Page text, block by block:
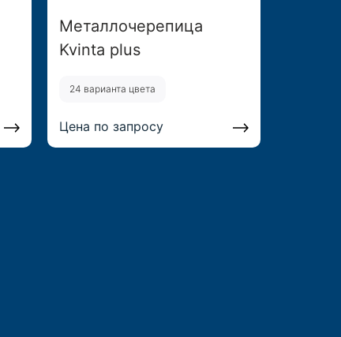
Металлочерепица
Kvinta plus
24 варианта цвета
Цена по запросу